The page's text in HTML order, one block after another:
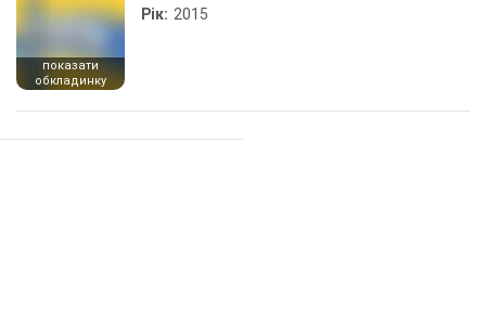
показати
обкладинку
Рік: 2015